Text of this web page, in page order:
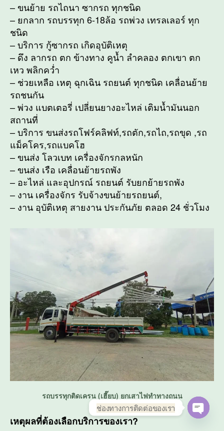
– ขนย้าย รถไถนา ซากรถ ทุกชนิด
– ยกลาก รถบรรทุก 6-18ล้อ รถพ่วง เทรลเลอร์ ทุก
ชนิด
– บริการ กู้ซากรถ เกิดอุบัติเหตุ
– ดึง ลากรถ ตก ข้างทาง คูน้ำ ลำคลอง ตกเขา ตก
เหว พลิกคว่ำ
– ช่วยเหลือ เหตุ ฉุกเฉิน รถยนต์ ทุกชนิด เคลื่อนย้าย
รถชนกัน
– พ่วง แบตเตอรี่ เปลี่ยนยางอะไหล่ เติมน้ำมันนอก
สถานที่
– บริการ ขนส่งรถโฟร์คลิฟท์,รถตัก,รถไถ,รถขุด ,รถ
แม็คโคร,รถแบคโฮ
– ขนส่ง โลวเบท เครื่องจักรกลหนัก
– ขนส่ง เรือ เคลื่อนย้ายรถพัง
– อะไหล่ และอุปกรณ์ รถยนต์ รับยกย้ายรถพัง
– งาน เครื่องจักร รับจ้างขนย้ายรถยนต์,
– งาน อุบัติเหตุ สายงาน ประกันภัย ตลอด 24 ชั่วโมง
รถบรรทุกติดเครน (เฮี๊ยบ) ยกเสาไฟทำทางถนน
เหตุผลที่ต้องเลือกบริการของเรา?
ช่องทางการติดต่อของเรา